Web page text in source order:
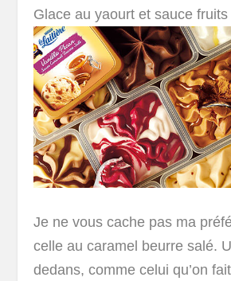
Glace au yaourt et sauce
Je ne vous cache pas ma
celle au caramel beurre salé.
dedans, comme celui qu’on